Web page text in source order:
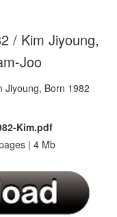
/ Kim Jiyoung,
Joo
Kim.pdf
| 4 Mb